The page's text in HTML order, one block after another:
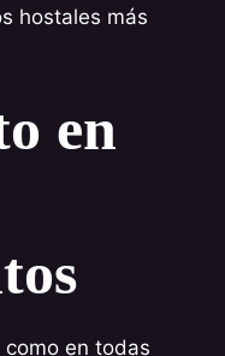
hostales más
en
como en todas